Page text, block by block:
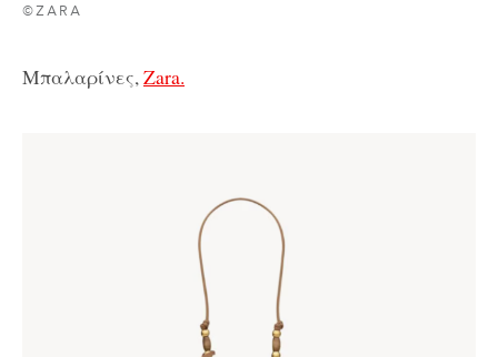
©ZARA
Μπαλαρίνες,Zara.